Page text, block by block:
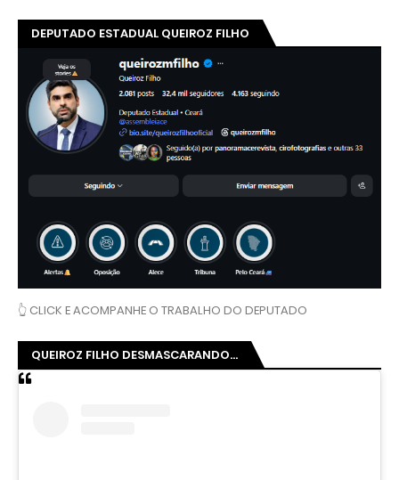
DEPUTADO ESTADUAL QUEIROZ FILHO
👆 CLICK E ACOMPANHE O TRABALHO DO DEPUTADO
QUEIROZ FILHO DESMASCARANDO...